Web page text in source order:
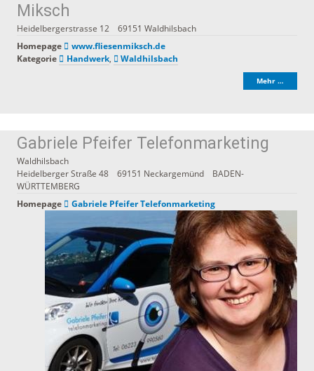
Miksch
Heidelbergerstrasse 12 69151 Waldhilsbach
Homepage
www.fliesenmiksch.de
Kategorie
Handwerk, Waldhilsbach
Mehr …
Gabriele Pfeifer Telefonmarketing
Waldhilsbach
Heidelberger Straße 48
69151 Neckargemünd
BADEN-
WÜRTTEMBERG
Homepage
Gabriele Pfeifer Telefonmarketing